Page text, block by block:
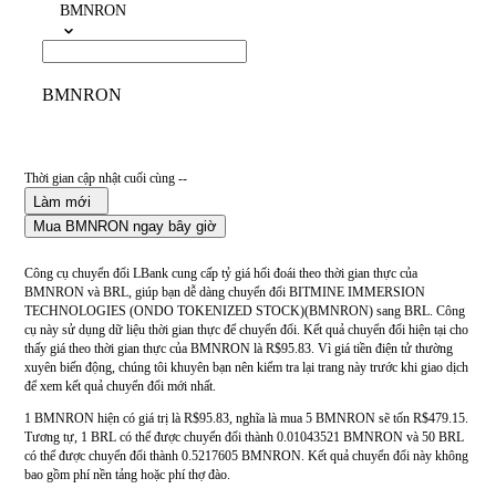
BMNRON
BMNRON
Thời gian cập nhật cuối cùng --
Làm mới
Mua BMNRON ngay bây giờ
Công cụ chuyển đổi LBank cung cấp tỷ giá hối đoái theo thời gian thực của
BMNRON và BRL, giúp bạn dễ dàng chuyển đổi BITMINE IMMERSION
TECHNOLOGIES (ONDO TOKENIZED STOCK)(BMNRON) sang BRL. Công
cụ này sử dụng dữ liệu thời gian thực để chuyển đổi. Kết quả chuyển đổi hiện tại cho
thấy giá theo thời gian thực của BMNRON là R$95.83. Vì giá tiền điện tử thường
xuyên biến động, chúng tôi khuyên bạn nên kiểm tra lại trang này trước khi giao dịch
để xem kết quả chuyển đổi mới nhất.
1 BMNRON hiện có giá trị là R$95.83, nghĩa là mua 5 BMNRON sẽ tốn R$479.15.
Tương tự, 1 BRL có thể được chuyển đổi thành 0.01043521 BMNRON và 50 BRL
có thể được chuyển đổi thành 0.5217605 BMNRON. Kết quả chuyển đổi này không
bao gồm phí nền tảng hoặc phí thợ đào.